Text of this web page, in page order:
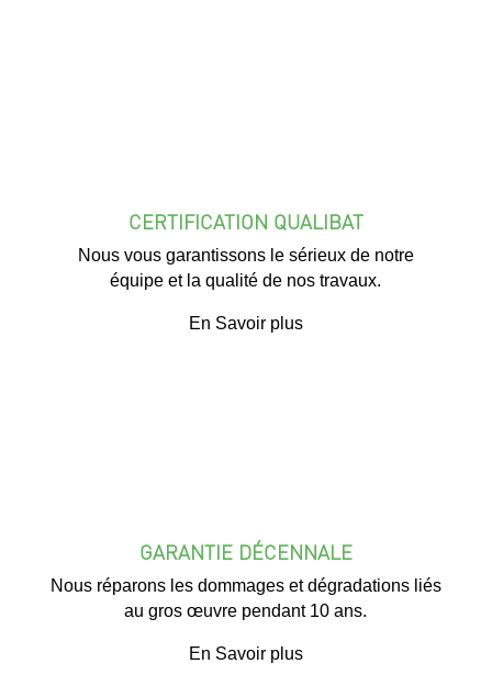
CERTIFICATION QUALIBAT
Nous vous garantissons le sérieux de notre
équipe et la qualité de nos travaux.
En Savoir plus
GARANTIE DÉCENNALE
Nous réparons les dommages et dégradations liés
au gros œuvre pendant 10 ans.
En Savoir plus